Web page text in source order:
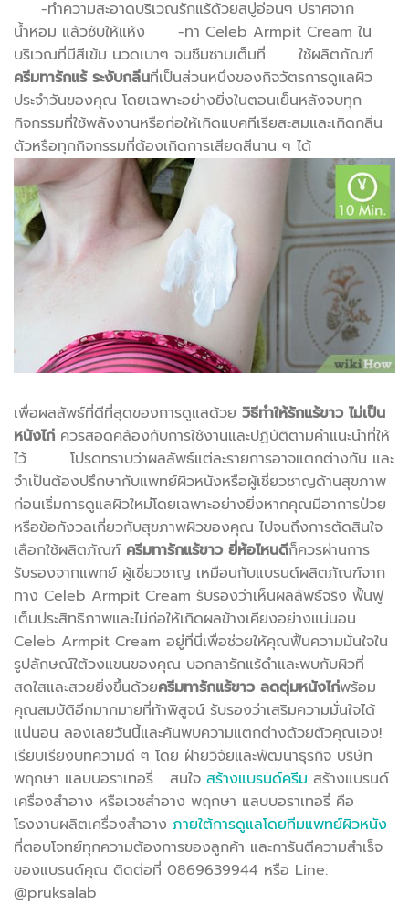
-ทำความสะอาดบริเวณรักแร้ด้วยสบู่อ่อนๆ ปราศจาก
น้ำหอม แล้วซับให้แห้ง -ทา Celeb Armpit Cream ใน
บริเวณที่มีสีเข้ม นวดเบาๆ จนซึมซาบเต็มที่ ใช้ผลิตภัณฑ์
ครีมทารักแร้ ระงับกลิ่นที่เป็นส่วนหนึ่งของกิจวัตรการดูแลผิว
ประจำวันของคุณ โดยเฉพาะอย่างยิ่งในตอนเย็นหลังจบทุก
กิจกรรมที่ใช้พลังงานหรือก่อให้เกิดแบคทีเรียสะสมและเกิดกลิ่น
ตัวหรือทุกกิจกรรมที่ต้องเกิดการเสียดสีนาน ๆ ได้
เพื่อผลลัพธ์ที่ดีที่สุดของการดูแลด้วย วิธีทำให้รักแร้ขาว ไม่เป็น
หนังไก่ ควรสอดคล้องกับการใช้งานและปฏิบัติตามคำแนะนำที่ให้
ไว้ โปรดทราบว่าผลลัพธ์แต่ละรายการอาจแตกต่างกัน และ
จำเป็นต้องปรึกษากับแพทย์ผิวหนังหรือผู้เชี่ยวชาญด้านสุขภาพ
ก่อนเริ่มการดูแลผิวใหม่โดยเฉพาะอย่างยิ่งหากคุณมีอาการป่วย
หรือข้อกังวลเกี่ยวกับสุขภาพผิวของคุณ ไปจนถึงการตัดสินใจ
เลือกใช้ผลิตภัณฑ์ ครีมทารักแร้ขาว ยี่ห้อไหนดีก็ควรผ่านการ
รับรองจากแพทย์ ผู้เชี่ยวชาญ เหมือนกับแบรนด์ผลิตภัณฑ์จาก
ทาง Celeb Armpit Cream รับรองว่าเห็นผลลัพธ์จริง ฟื้นฟู
เต็มประสิทธิภาพและไม่ก่อให้เกิดผลข้างเคียงอย่างแน่นอน
Celeb Armpit Cream อยู่ที่นี่เพื่อช่วยให้คุณฟื้นความมั่นใจใน
รูปลักษณ์ใต้วงแขนของคุณ บอกลารักแร้ดำและพบกับผิวที่
สดใสและสวยยิ่งขึ้นด้วยครีมทารักแร้ขาว ลดตุ่มหนังไก่พร้อม
คุณสมบัติอีกมากมายที่ท้าพิสูจน์ รับรองว่าเสริมความมั่นใจได้
แน่นอน ลองเลยวันนี้และค้นพบความแตกต่างด้วยตัวคุณเอง!
เรียบเรียงบทความดี ๆ โดย ฝ่ายวิจัยและพัฒนาธุรกิจ บริษัท
พฤกษา แลบบอราเทอรี่ สนใจ สร้างแบรนด์ครีม สร้างแบรนด์
เครื่องสำอาง หรือเวชสำอาง พฤกษา แลบบอราเทอรี่ คือ
โรงงานผลิตเครื่องสำอาง ภายใต้การดูแลโดยทีมแพทย์ผิวหนัง
ที่ตอบโจทย์ทุกความต้องการของลูกค้า และการันตีความสำเร็จ
ของแบรนด์คุณ ติดต่อที่ 0869639944 หรือ Line:
@pruksalab